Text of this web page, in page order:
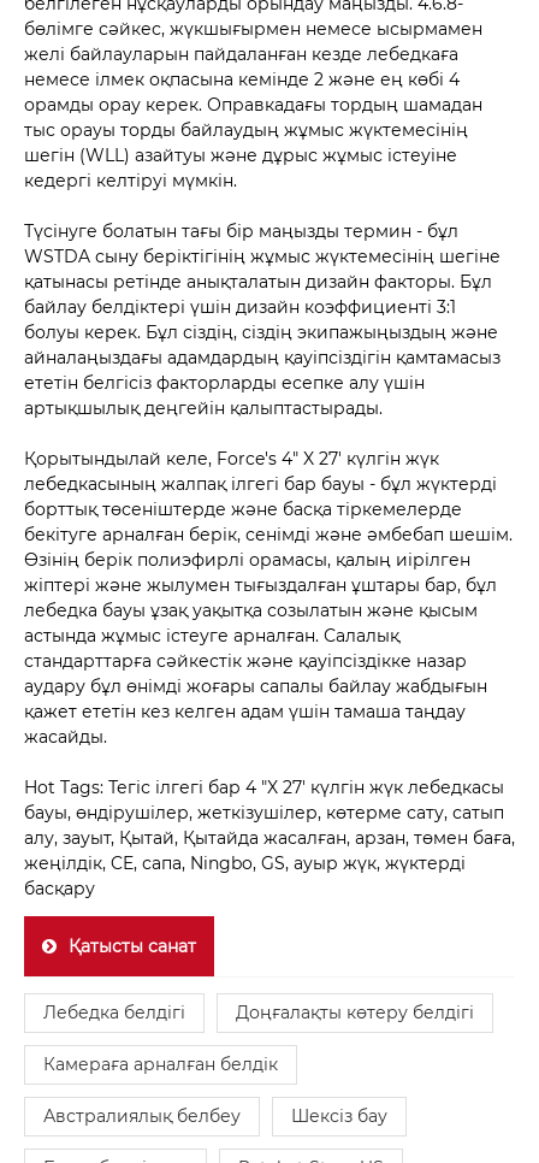
бөлімге сәйкес, жүкшығырмен немесе ысырмамен
желі байлауларын пайдаланған кезде лебедкаға
немесе ілмек оқпасына кемінде 2 және ең көбі 4
орамды орау керек. Оправкадағы тордың шамадан
тыс орауы торды байлаудың жұмыс жүктемесінің
шегін (WLL) азайтуы және дұрыс жұмыс істеуіне
кедергі келтіруі мүмкін.
Түсінуге болатын тағы бір маңызды термин - бұл
WSTDA сыну беріктігінің жұмыс жүктемесінің шегіне
қатынасы ретінде анықталатын дизайн факторы. Бұл
байлау белдіктері үшін дизайн коэффициенті 3:1
болуы керек. Бұл сіздің, сіздің экипажыңыздың және
айналаңыздағы адамдардың қауіпсіздігін қамтамасыз
ететін белгісіз факторларды есепке алу үшін
артықшылық деңгейін қалыптастырады.
Қорытындылай келе, Force's 4" X 27' күлгін жүк
лебедкасының жалпақ ілгегі бар бауы - бұл жүктерді
борттық төсеніштерде және басқа тіркемелерде
бекітуге арналған берік, сенімді және әмбебап шешім.
Өзінің берік полиэфирлі орамасы, қалың иірілген
жіптері және жылумен тығыздалған ұштары бар, бұл
лебедка бауы ұзақ уақытқа созылатын және қысым
астында жұмыс істеуге арналған. Салалық
стандарттарға сәйкестік және қауіпсіздікке назар
аудару бұл өнімді жоғары сапалы байлау жабдығын
қажет ететін кез келген адам үшін тамаша таңдау
жасайды.
Hot Tags: Тегіс ілгегі бар 4 "X 27' күлгін жүк лебедкасы
бауы, өндірушілер, жеткізушілер, көтерме сату, сатып
алу, зауыт, Қытай, Қытайда жасалған, арзан, төмен баға,
жеңілдік, CE, сапа, Ningbo, GS, ауыр жүк, жүктерді
басқару
Қатысты санат
Лебедка белдігі Доңғалақты көтеру белдігі
Камераға арналған белдік
Австралиялық белбеу Шексіз бау